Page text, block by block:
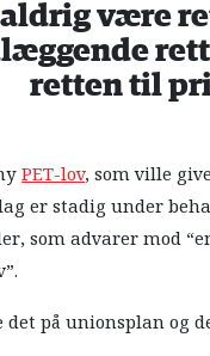
være
retten til
PET-lov, som ville
er stadig under
som advarer mod
det på unionsplan og